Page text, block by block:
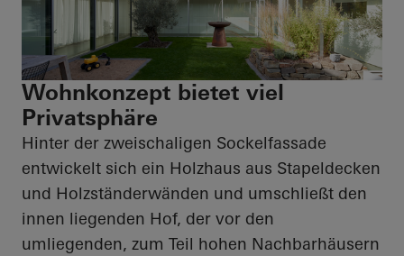
Wohnkonzept bietet viel
Privatsphäre
Hinter der zweischaligen Sockelfassade
entwickelt sich ein Holzhaus aus Stapeldecken
und Holzständerwänden und umschließt den
innen liegenden Hof, der vor den
umliegenden, zum Teil hohen Nachbarhäusern